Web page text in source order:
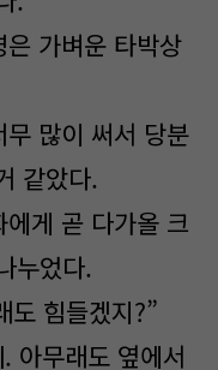
가벼운 타박상
많이 써서 당분
같았다.
게 곧 다가올 크
누었다.
도 힘들겠지?”
아무래도 옆에서